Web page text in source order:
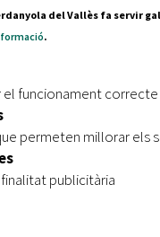
Tel. 935 80
de dades
del Vallès fa servir
.
el funcionament
permeten millorar els
publicitària